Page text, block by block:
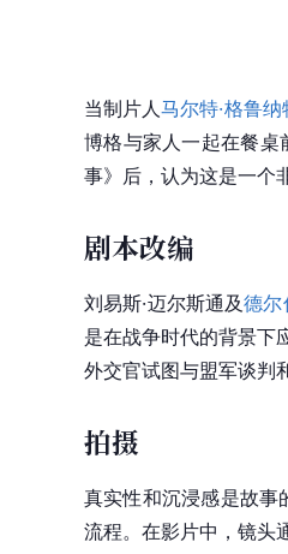
当制片人马尔特·格鲁纳
博格与家人一起在餐桌
事》后，认为这是一个
剧本改编
刘易斯·迈尔斯通 及德尔
是在战争时代的背景下
外交官试图与盟军谈判
拍摄
真实性和沉浸感是故事
流程。在影片中，镜头